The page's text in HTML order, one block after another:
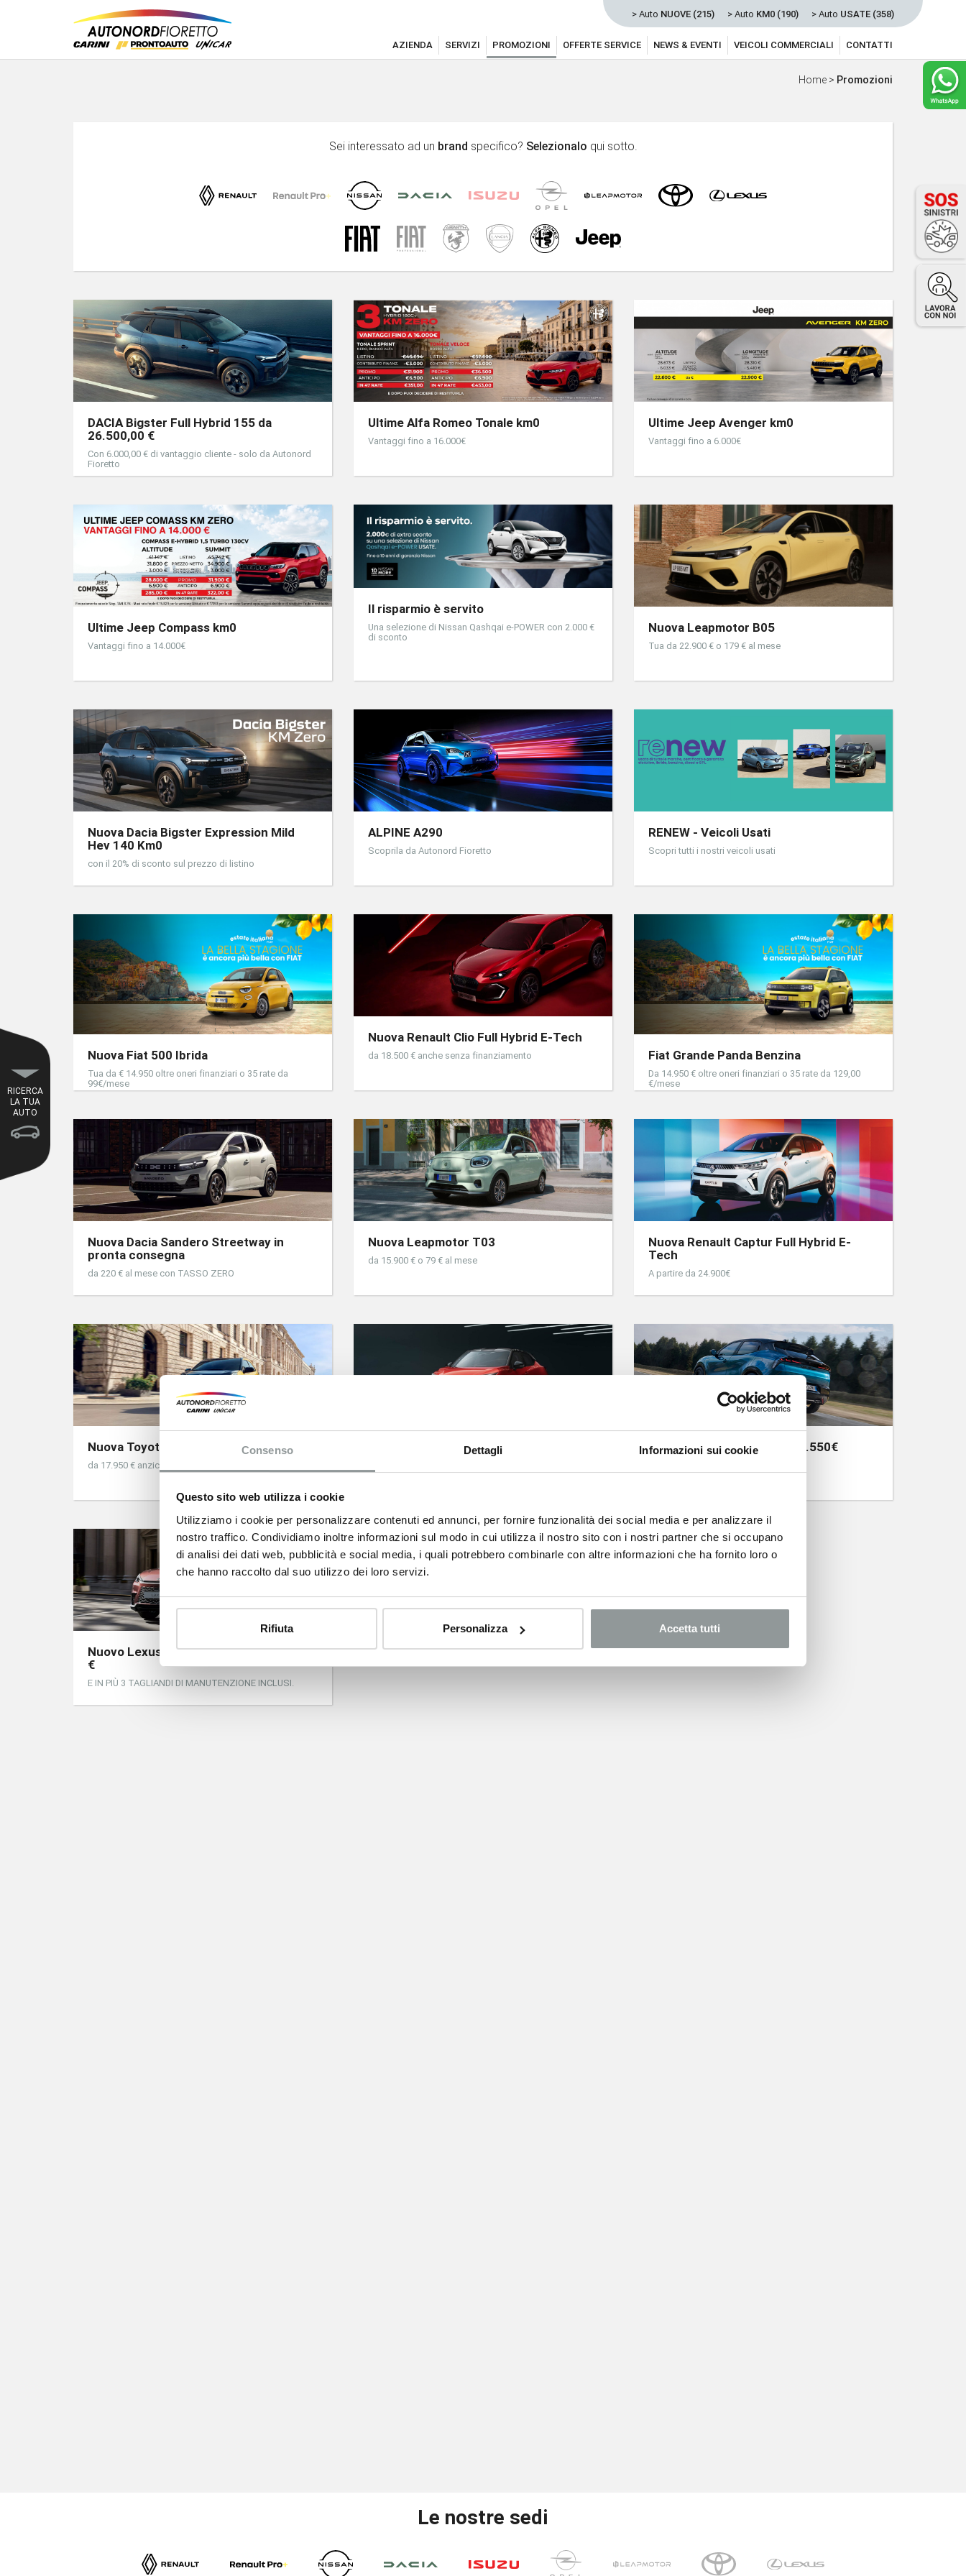
Consenso Dettagli Informazioni sui cookie
Questo sito web utilizza i cookie
Utilizziamo i cookie per personalizzare contenuti ed annunci, per fornire funzionalità dei social media e per analizzare il
nostro traffico. Condividiamo inoltre informazioni sul modo in cui utilizza il nostro sito con i nostri partner che si occupano
di analisi dei dati web, pubblicità e social media, i quali potrebbero combinarle con altre informazioni che ha fornito loro o
che hanno raccolto dal suo utilizzo dei loro servizi.
Rifiuta Personalizza Accetta tutti
> Auto NUOVE (215) > Auto KM0 (190) > Auto USATE (358)
AZIENDA SERVIZI PROMOZIONI OFFERTE SERVICE NEWS & EVENTI VEICOLI COMMERCIALI CONTATTI
Home > Promozioni
Sei interessato ad un brand specifico? Selezionalo qui sotto.
DACIA Bigster Full Hybrid 155 da
26.500,00 €
Con 6.000,00 € di vantaggio cliente - solo da Autonord
Fioretto
Ultime Alfa Romeo Tonale km0
Vantaggi fino a 16.000€
Ultime Jeep Avenger km0
Vantaggi fino a 6.000€
Ultime Jeep Compass km0
Vantaggi fino a 14.000€
Il risparmio è servito
Una selezione di Nissan Qashqai e-POWER con 2.000 €
di sconto
Nuova Leapmotor B05
Tua da 22.900 € o 179 € al mese
Nuova Dacia Bigster Expression Mild
Hev 140 Km0
con il 20% di sconto sul prezzo di listino
ALPINE A290
Scoprila da Autonord Fioretto
RENEW - Veicoli Usati
Scopri tutti i nostri veicoli usati
Nuova Fiat 500 Ibrida
Tua da € 14.950 oltre oneri finanziari o 35 rate da
99€/mese
Nuova Renault Clio Full Hybrid E-Tech
da 18.500 € anche senza finanziamento Fiat Grande Panda Benzina
Da 14.950 € oltre oneri finanziari o 35 rate da 129,00
€/mese
Nuova Dacia Sandero Streetway in
pronta consegna
da 220 € al mese con TASSO ZERO
Nuova Leapmotor T03
da 15.900 € o 79 € al mese
Nuova Renault Captur Full Hybrid E-
Tech
A partire da 24.900€
Nuova Toyota Aygo X
da 17.950 € anzichè 20.850 € qualunque sia il tuo usato
Nissan Juke con 1.000 € di sconto ALFA ROMEO JUNIOR DA 24.550€
Nuovo Lexus LBX Full Hybrid da 29.950
€
E IN PIÙ 3 TAGLIANDI DI MANUTENZIONE INCLUSI.
RICERCA
LA TUA
AUTO
Le nostre sedi